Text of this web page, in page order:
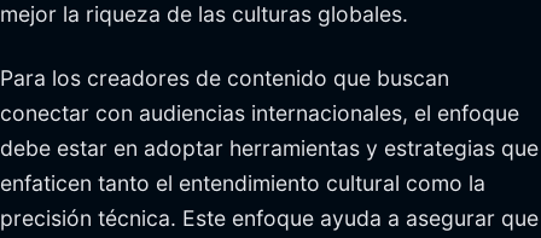
mejor la riqueza de las culturas globales.
Para los creadores de contenido que buscan
conectar con audiencias internacionales, el enfoque
debe estar en adoptar herramientas y estrategias que
enfaticen tanto el entendimiento cultural como la
precisión técnica. Este enfoque ayuda a asegurar que